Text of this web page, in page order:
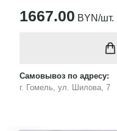
1667.00 BYN/шт.
Самовывоз по адресу:
г. Гомель, ул. Шилова, 7